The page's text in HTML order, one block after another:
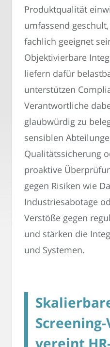
Produktqualität
umfassend
fachlich geeignet
Objektivierbare
liefern dafür
unterstützen
Verantwortliche
glaubwürdig zu
sensiblen
Qualitätssicherung
proaktive
gegen Risiken wie
Industriesabotage
Verstöße gegen
und stärken die
und Systemen.
vereint